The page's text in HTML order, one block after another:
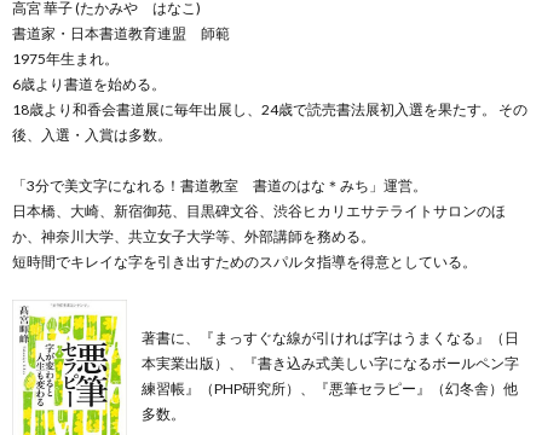
高宮 華子 (たかみや はなこ)
書道家・日本書道教育連盟 師範
1975年生まれ。
6歳より書道を始める。
18歳より和香会書道展に毎年出展し、24歳で読売書法展初入選を果たす。 その
後、入選・入賞は多数。
「3分で美文字になれる！書道教室 書道のはな＊みち」運営。
日本橋、大崎、新宿御苑、目黒碑文谷、渋谷ヒカリエサテライトサロンのほ
か、神奈川大学、共立女子大学等、外部講師を務める。
短時間でキレイな字を引き出すためのスパルタ指導を得意としている。
著書に、『まっすぐな線が引ければ字はうまくなる』（日
本実業出版）、『書き込み式美しい字になるボールペン字
練習帳』（PHP研究所）、『悪筆セラピー』（幻冬舎）他
多数。